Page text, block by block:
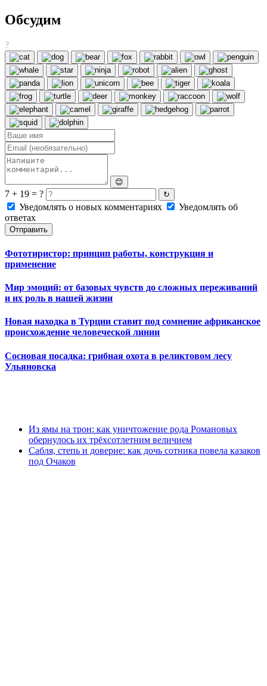
Обсудим
?
😊
7 + 19 = ? ↻
Уведомлять о новых комментариях
Уведомлять об
ответах
Отправить
Фототиристор: принцип работы, конструкция и
применение
Мир эмоций: от базовых чувств до сложных переживаний
и их роль в нашей жизни
Новая находка в Турции ставит под сомнение африканское
происхождение человеческой линии
Сосновая посадка: грибная охота в реликтовом лесу
Ульяновска
Из ямы на трон: как уничтожение рода Романовых
обернулось их трёхсотлетним величием
Сабля, степь и доверие: как дочь сотника повела казаков
под Очаков